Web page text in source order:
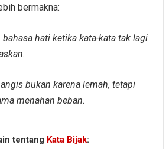
bermakna:
hati ketika kata-kata tak lagi
bukan karena lemah, tetapi
menahan beban.
tentang Kata Bijak: